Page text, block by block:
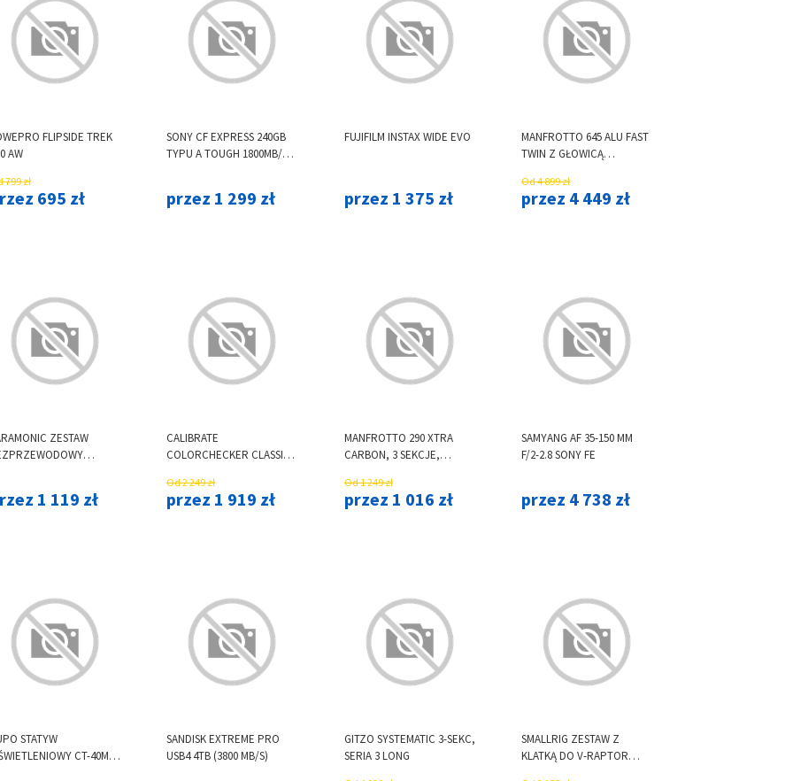
FLIPSIDE TREK
AW
799 zł
695 zł
SONY CF EXPRESS 240GB
TYPU A TOUGH 1800MB/S
przez 1 299 zł
FUJIFILM INSTAX WIDE EVO
przez 1 375 zł
MANFROTTO 645 ALU FAST
TWIN Z GŁOWICĄ
(MVK608TWINFA) PRO
VIDEO
Od 4 899 zł
przez 4 449 zł
ZESTAW
1 119 zł
CALIBRATE
COLORCHECKER CLASSIC
Od 2 249 zł
przez 1 919 zł
MANFROTTO 290 XTRA
CARBON, 3 SEKCJE,
Od 1 249 zł
przez 1 016 zł
SAMYANG AF 35-150 MM
F/2-2.8 SONY FE
przez 4 738 zł
STATYW
CT-40M
SANDISK EXTREME PRO
USB4 4TB (3800 MB/S)
GITZO SYSTEMATIC 3-SEKC,
SERIA 3 LONG
SMALLRIG ZESTAW Z
KLATKĄ DO V-RAPTOR